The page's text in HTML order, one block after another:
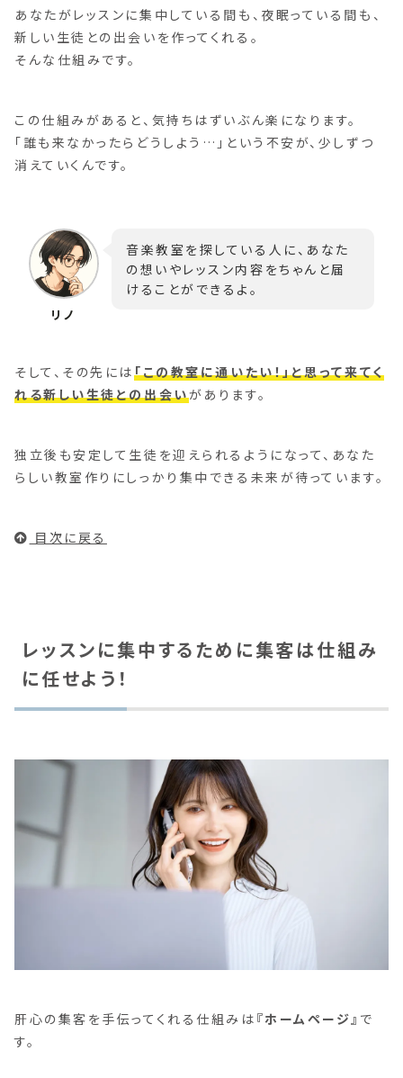
あなたがレッスンに集中している間も、夜眠っている間も、
新しい生徒との出会いを作ってくれる。
そんな仕組みです。
この仕組みがあると、気持ちはずいぶん楽になります。
「誰も来なかったらどうしよう…」という不安が、少しずつ
消えていくんです。
音楽教室を探している人に、あなた
の想いやレッスン内容をちゃんと届
けることができるよ。
そして、その先には「この教室に通いたい！」と思って来てく
れる新しい生徒との出会いがあります。
独立後も安定して生徒を迎えられるようになって、あなた
らしい教室作りにしっかり集中できる未来が待っています。
目次に戻る
レッスンに集中するために集客は仕組み
に任せよう！
肝心の集客を手伝ってくれる仕組みは 『ホームページ』 で
す。